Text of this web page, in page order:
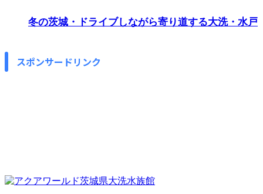
冬の茨城・ドライブしながら寄り道する大洗・水戸
スポンサードリンク